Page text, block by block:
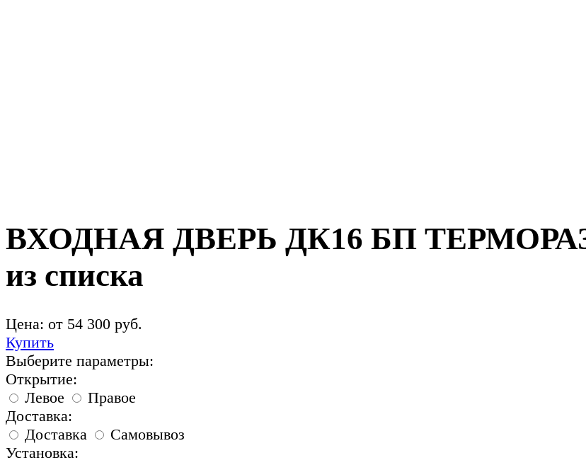
ВХОДНАЯ ДВЕРЬ ДК16 БП
из списка
Цена: от 54 300 руб.
Купить
Выберите параметры:
Открытие:
Левое
Правое
Доставка:
Доставка
Самовывоз
Установка: